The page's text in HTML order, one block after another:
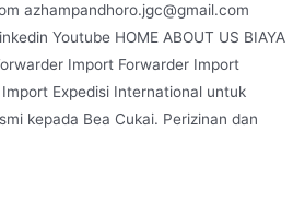
azhampandhoro.jgc@gmail.com
Youtube HOME ABOUT US BIAYA
Import Forwarder Import
Expedisi International untuk
kepada Bea Cukai. Perizinan dan